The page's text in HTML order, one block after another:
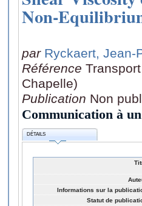
Non-
par Ryckaert, Jean-
Référence
Chapelle)
Publication Non
Communication à
DÉTAILS
Informations sur la
Statut de